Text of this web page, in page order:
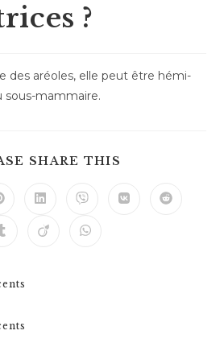
?
des aréoles, elle peut être hémi-
sous-mammaire.
SHARE THIS